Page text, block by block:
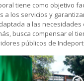
tiene como objetivo
a los servicios y
a las necesidades
busca compensar el
públicos de